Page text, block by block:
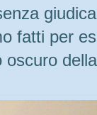
fatti per
oscuro